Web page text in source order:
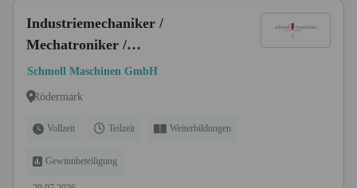
Industriemechaniker /
Mechatroniker /
Montagemechaniker /
Anlagenmechaniker /
Schwerpunkt Vormontage
Schmoll Maschinen GmbH
Rödermark
Vollzeit Teilzeit Weiterbildungen
Gewinnbeteiligung